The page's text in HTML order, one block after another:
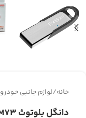
خانه/لوازم جانبی خودرو
دانگل بلوتوث Earldom M73